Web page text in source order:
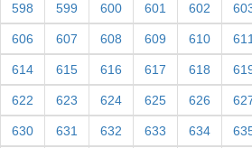
598 599 600 601 602
606 607 608 609 610 611
614 615 616 617 618
622 623 624 625 626
630 631 632 633 634